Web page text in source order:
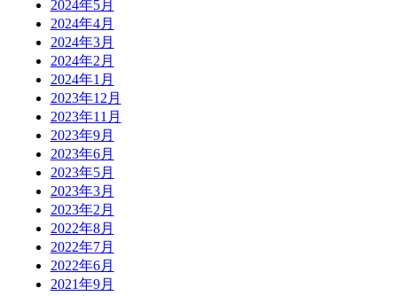
2024年5月
2024年4月
2024年3月
2024年2月
2024年1月
2023年12月
2023年11月
2023年9月
2023年6月
2023年5月
2023年3月
2023年2月
2022年8月
2022年7月
2022年6月
2021年9月